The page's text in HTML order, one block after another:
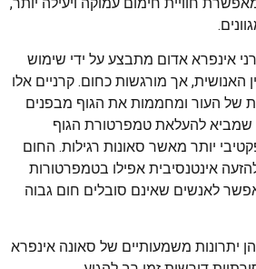
אינפרא אדום מתבצע על ידי שימוש
האנושית, אך מורגשות כחום. קרניים אלו
של העור ומחממות את הגוף מבפנים
שמביא להעלאת טמפרטורת הגוף
יותר מאשר סאונות רגילות. החום
אינטנסיבית אפילו בטמפרטורות
לאנשים שאינם סובלים חום גבוה
יתרונות משמעותיים של סאונה אינפרא